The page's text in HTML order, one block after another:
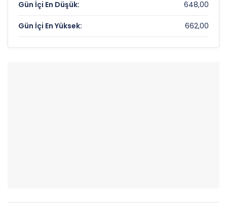
Gün İçi En Düşük: 648,00
Gün İçi En Yüksek: 662,00